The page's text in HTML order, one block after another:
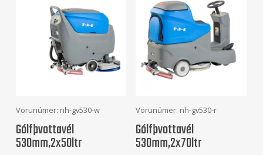
Frekari Upplýsingar
Vörunúmer: nh-gv530-w
Gólfþvottavél
530mm,2x50ltr
Frekari Upplýsingar
Vörunúmer: nh-gv530-r
Gólfþvottavél
530mm,2x70ltr